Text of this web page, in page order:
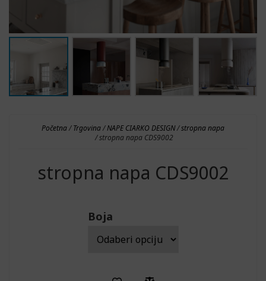
Početna/Trgovina/NAPE CIARKO DESIGN/stropna napa
/ stropna napa CDS9002
stropna napa CDS9002
Boja